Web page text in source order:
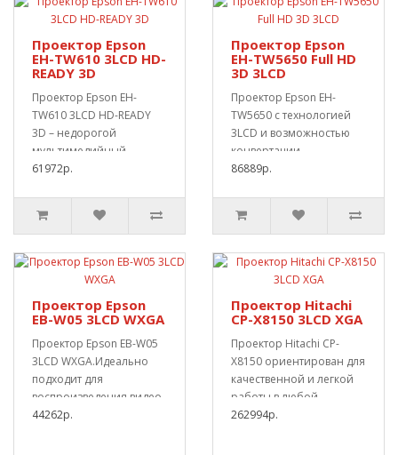
Проектор Epson
EH-TW610 3LCD HD-
READY 3D
Проектор Epson EH-
TW610 3LCD HD-READY
3D – недорогой
мультимедийный
проектор с
61972р.
Проектор Epson
EH-TW5650 Full HD
3D 3LCD
Проектор Epson EH-
TW5650 с технологией
3LCD и возможностью
конвертации
изображения из 2D в 3D.
86889р.
Проектор Epson
EB-W05 3LCD WXGA
Проектор Epson EB-W05
3LCD WXGA.Идеально
подходит для
воспроизведения видео
и презентаций или
44262р.
Проектор Hitachi
CP-X8150 3LCD XGA
Проектор Hitachi CP-
X8150 ориентирован для
качественной и легкой
работы в любой
сфере.Дополнительные..
262994р.